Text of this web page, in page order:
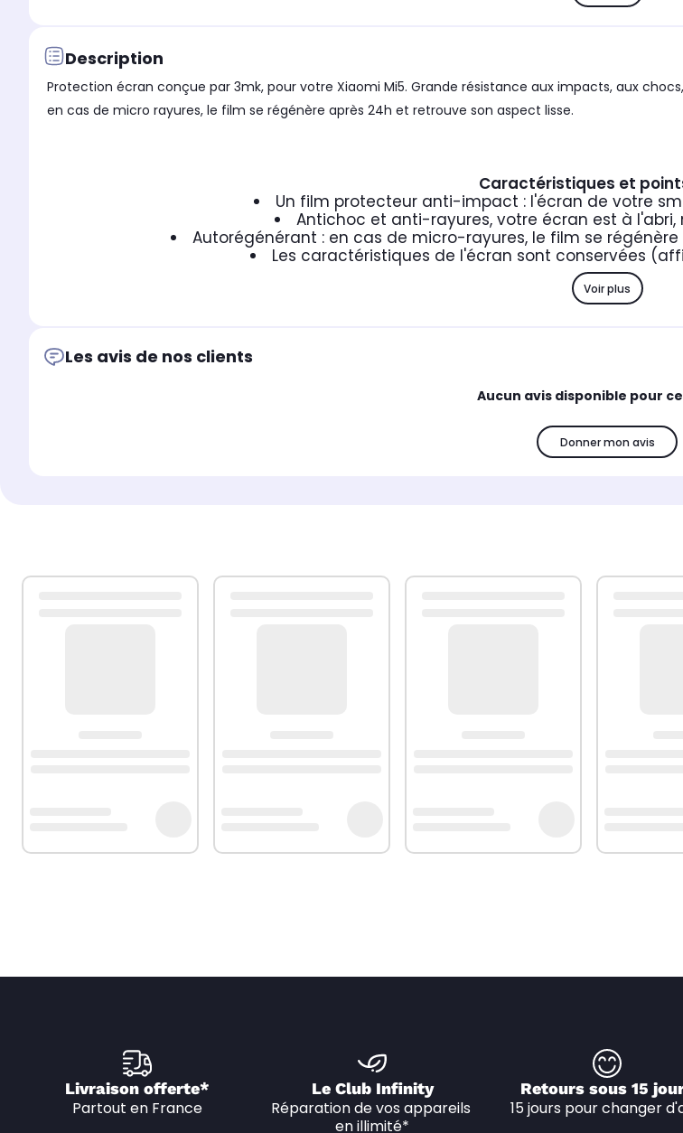
Description
Protection écran conçue par 3mk, pour votre Xiaomi Mi5. Grande résistance aux impacts, aux
en cas de micro rayures, le film se régénère après 24h et retrouve son aspect lisse.
Caractéristiques et
Un film protecteur anti-impact : l'écran de votre
Antichoc et anti-rayures, votre écran est à
Autorégénérant : en cas de micro-rayures, le film se
Les caractéristiques de l'écran sont conservées
Voir plus
Les avis de nos clients
Aucun avis disponible pour
Donner mon avis
Livraison offerte*
Partout en France
Le Club Infinity
Réparation de vos appareils
en illimité*
Retours sous 15
15 jours pour changer